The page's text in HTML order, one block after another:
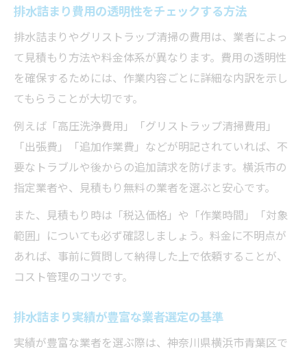
排水詰まり費用の透明性をチェックする方法
排水詰まりやグリストラップ清掃の費用は、業者によっ
て見積もり方法や料金体系が異なります。費用の透明性
を確保するためには、作業内容ごとに詳細な内訳を示し
てもらうことが大切です。
例えば「高圧洗浄費用」「グリストラップ清掃費用」
「出張費」「追加作業費」などが明記されていれば、不
要なトラブルや後からの追加請求を防げます。横浜市の
指定業者や、見積もり無料の業者を選ぶと安心です。
また、見積もり時は「税込価格」や「作業時間」「対象
範囲」についても必ず確認しましょう。料金に不明点が
あれば、事前に質問して納得した上で依頼することが、
コスト管理のコツです。
排水詰まり実績が豊富な業者選定の基準
実績が豊富な業者を選ぶ際は、神奈川県横浜市青葉区で